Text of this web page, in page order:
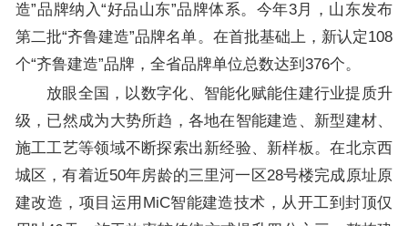
造”品牌纳入“好品山东”品牌体系。今年3月，山东发布
第二批“齐鲁建造”品牌名单。在首批基础上，新认定108
个“齐鲁建造”品牌，全省品牌单位总数达到376个。
放眼全国，以数字化、智能化赋能住建行业提质升
级，已然成为大势所趋，各地在智能建造、新型建材、
施工工艺等领域不断探索出新经验、新样板。在北京西
城区，有着近50年房龄的三里河一区28号楼完成原址原
建改造，项目运用MiC智能建造技术，从开工到封顶仅